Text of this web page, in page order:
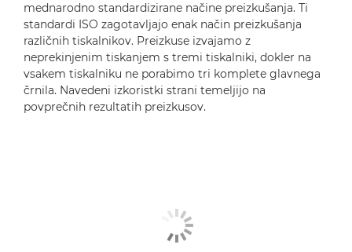
mednarodno standardizirane načine preizkušanja. Ti
standardi ISO zagotavljajo enak način preizkušanja
različnih tiskalnikov. Preizkuse izvajamo z
neprekinjenim tiskanjem s tremi tiskalniki, dokler na
vsakem tiskalniku ne porabimo tri komplete glavnega
črnila. Navedeni izkoristki strani temeljijo na
povprečnih rezultatih preizkusov.